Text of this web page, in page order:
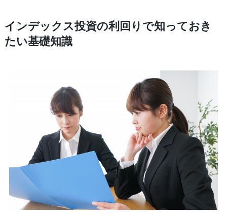
インデックス投資の利回りで知っておき
たい基礎知識